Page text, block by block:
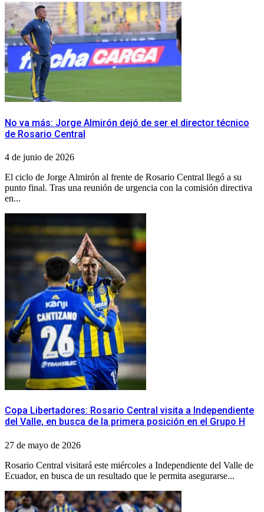
No va más: Jorge Almirón dejó de ser el director técnico
de Rosario Central
4 de junio de 2026
El ciclo de Jorge Almirón al frente de Rosario Central llegó a su
punto final. Tras una reunión de urgencia con la comisión directiva
en...
Copa Libertadores: Rosario Central visita a Independiente
del Valle, en busca de la primera posición en el Grupo H
27 de mayo de 2026
Rosario Central visitará este miércoles a Independiente del Valle de
Ecuador, en busca de un resultado que le permita asegurarse...